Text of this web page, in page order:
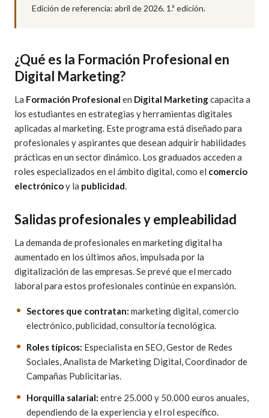
Edición de referencia: abril de 2026. 1.ª edición.
¿Qué es la Formación Profesional en
Digital Marketing?
La Formación Profesional en Digital Marketingcapacita a
los estudiantes en estrategias y herramientas digitales
aplicadas al marketing. Este programa está diseñado para
profesionales y aspirantes que desean adquirir habilidades
prácticas en un sector dinámico. Los graduados acceden a
roles especializados en el ámbito digital, como el comercio
electrónicoy la publicidad.
Salidas profesionales y empleabilidad
La demanda de profesionales en marketing digital ha
aumentado en los últimos años, impulsada por la
digitalización de las empresas. Se prevé que el mercado
laboral para estos profesionales continúe en expansión.
Sectores que contratan: marketing digital, comercio
electrónico, publicidad, consultoría tecnológica.
Roles típicos: Especialista en SEO, Gestor de Redes
Sociales, Analista de Marketing Digital, Coordinador de
Campañas Publicitarias.
Horquilla salarial: entre 25.000 y 50.000 euros anuales,
dependiendo de la experiencia y el rol específico.